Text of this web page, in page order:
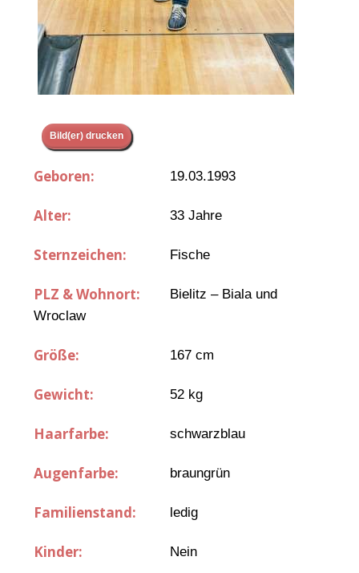
Bild(er) drucken
Geboren: 19.03.1993
Alter: 33 Jahre
Sternzeichen: Fische
PLZ & Wohnort:
Bielitz – Biala und
Wroclaw
Größe: 167 cm
Gewicht: 52 kg
Haarfarbe: schwarzblau
Augenfarbe: braungrün
Familienstand: ledig
Kinder: Nein